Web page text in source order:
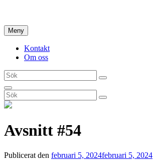
innehåll
Meny
Kontakt
Om oss
Sök
efter:
Sök
Sök
Sök
efter:
Sök
Avsnitt #54
Publicerat den februari 5, 2024februari 5, 2024